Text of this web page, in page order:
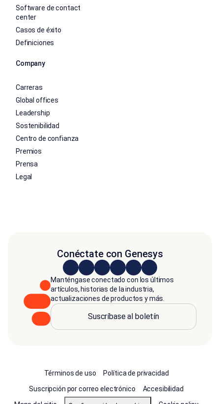
Software de contact
center
Casos de éxito
Definiciones
Company
Carreras
Global offices
Leadership
Sostenibilidad
Centro de confianza
Premios
Prensa
Legal
Conéctate con Genesys
Manténgase conectado con los últimos
artículos, historias de la industria,
actualizaciones de productos y más.
Suscríbase al boletín
Términos de uso
Política de privacidad
Suscripción por correo electrónico
Accesibilidad